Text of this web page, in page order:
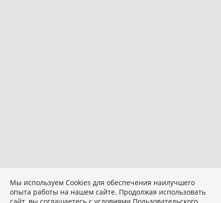
Мы используем Сookies для обеспечения наилучшего
опыта работы на нашем сайте. Продолжая использовать